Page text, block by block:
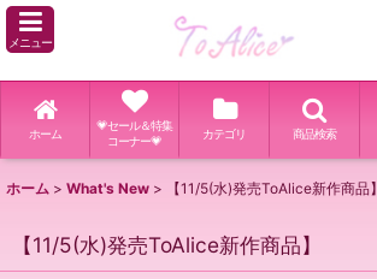
メニュー
ホーム
💗セール＆特集
コーナー💗
カテゴリ 商品検索
ホーム > What's New > 【11/5(水)発売ToAlice新作商品】
【11/5(水)発売ToAlice新作商品】